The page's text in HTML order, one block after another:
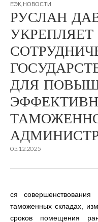
ЕЭК НОВОСТИ
РУСЛАН
УКРЕПЛЯЕТ
ДЛЯ
05.12.2025
ся
таможенных складах,
сроков помещения